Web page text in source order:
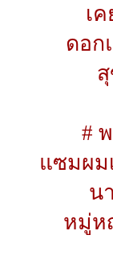
เ
ดอก
#
แซมผม
น
หมู่ห